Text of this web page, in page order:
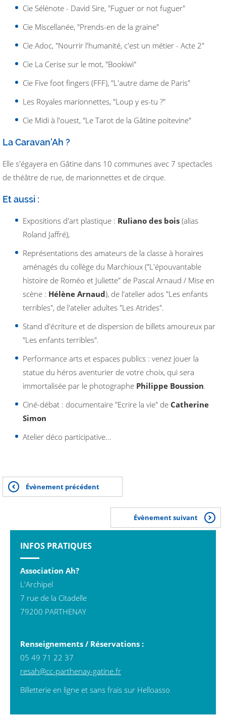
Cie Sélénote - David Sire, "Fuguer or not fuguer"
Cie Miscellanée, "Prends-en de la graine"
Cie Adoc, "Nourrir l'humanité, c'est un métier - Acte 2"
Cie La Cerise sur le mot, "Bookiwi"
Cie Five foot fingers (FFF), "L'autre dame de Paris"
Les Royales marionnettes, "Loup y es-tu ?"
Cie Midi à l'ouest, "Le Tarot de la Gâtine poitevine"
La Caravan'Ah ?
Elle s'égayera en Gâtine dans 10 communes avec 7 spectacles
de théâtre de rue, de marionnettes et de cirque.
Et aussi :
Expositions d'art plastique : Ruliano des bois (alias
Roland Jaffré),
Représentations des amateurs de la classe à horaires
aménagés du collège du Marchioux ("L'épouvantable
histoire de Roméo et Juliette" de Pascal Arnaud / Mise en
scène : Hélène Arnaud), de l'atelier ados "Les enfants
terribles", de l'atelier adultes "Les Atrides".
Stand d'écriture et de dispersion de billets amoureux par
"Les enfants terribles".
Performance arts et espaces publics : venez jouer la
statue du héros aventurier de votre choix, qui sera
immortalisée par le photographe Philippe Boussion.
Ciné-débat : documentaire "Ecrire la vie" de Catherine
Simon
Atelier déco participative...
Évènement précédent
Évènement suivant
INFOS PRATIQUES
Association Ah?
L'Archipel
7 rue de la Citadelle
79200 PARTHENAY
Renseignements / Réservations :
05 49 71 22 37
resah@cc-parthenay-gatine.fr
Billetterie en ligne et sans frais sur Helloasso